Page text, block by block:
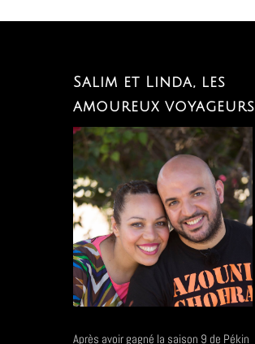
Salim et Linda, les
amoureux voyageurs
Après avoir gagné la saison 9 de Pékin